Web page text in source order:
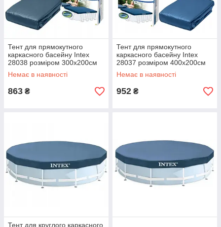
Тент для прямокутного
каркасного басейну Intex
28038 розміром 300х200см
Немає в наявності
863 ₴
Тент для прямокутного
каркасного басейну Intex
28037 розміром 400х200см
Немає в наявності
952 ₴
Тент для круглого каркасного